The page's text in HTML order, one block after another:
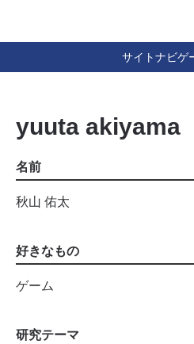
サイトナビゲ
yuuta akiyama
名前
秋山 佑太
好きなもの
ゲーム
研究テーマ